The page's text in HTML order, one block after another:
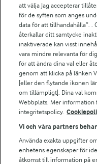
Arlas kundportal
Arla.com
Falbygdens Ost
Arla webbshop
Bildbank
Följ oss
att välja Jag accepterar
för de syften som anges
data för att tillhandahålla”. .
återkallar ditt samtycke
inaktiverade kan visst
vara mindre relevanta för
för att ändra dina val eller
genom att klicka på länken
[eller den flytande ikonen
om tillämpligt]. Dina val
Webbplats. Mer information
integritetspolicy.
Vi och våra partners
Använda exakta uppgifter
enhetens egenskaper för
åtkomst till information på